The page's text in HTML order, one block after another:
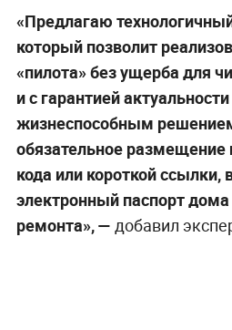
«Предлагаю
который позволит
«пилота» без ущерба для
и с гарантией
жизнеспособным
обязательное размещение
кода или короткой
электронный паспорт
ремонта», — добавил